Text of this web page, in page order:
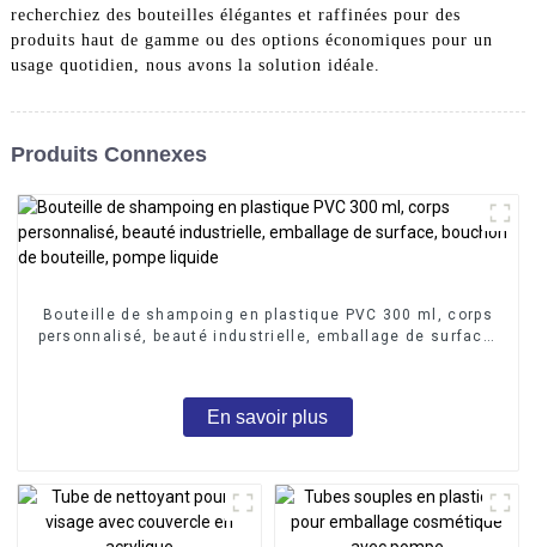
recherchiez des bouteilles élégantes et raffinées pour des
produits haut de gamme ou des options économiques pour un
usage quotidien, nous avons la solution idéale.
Produits Connexes
Bouteille de shampoing en plastique PVC 300 ml, corps
personnalisé, beauté industrielle, emballage de surface,
En savoir plus